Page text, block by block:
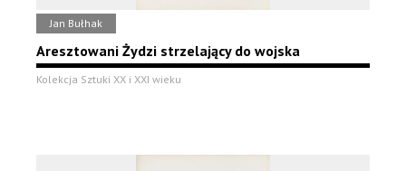
Jan Bułhak
Aresztowani Żydzi strzelający do wojska
Kolekcja Sztuki XX i XXI wieku